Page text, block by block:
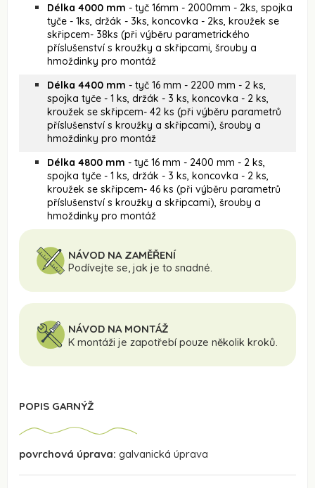
Délka 4000 mm - tyč 16mm - 2000mm - 2ks, spojka
tyče - 1ks, držák - 3ks, koncovka - 2ks, kroužek se
skřipcem- 38ks (při výběru parametrického
příslušenství s kroužky a skřipcami, šrouby a
hmoždinky pro montáž
Délka 4400 mm - tyč 16 mm - 2200 mm - 2 ks,
spojka tyče - 1 ks, držák - 3 ks, koncovka - 2 ks,
kroužek se skřipcem- 42 ks (při výběru parametrů
příslušenství s kroužky a skřipcami), šrouby a
hmoždinky pro montáž
Délka 4800 mm - tyč 16 mm - 2400 mm - 2 ks,
spojka tyče - 1 ks, držák - 3 ks, koncovka - 2 ks,
kroužek se skřipcem- 46 ks (při výběru parametrů
příslušenství s kroužky a skřipcami), šrouby a
hmoždinky pro montáž
NÁVOD NA ZAMĚŘENÍ
Podívejte se, jak je to snadné.
NÁVOD NA MONTÁŽ
K montáži je zapotřebí pouze několik kroků.
POPIS GARNÝŽ
povrchová úprava: galvanická úprava